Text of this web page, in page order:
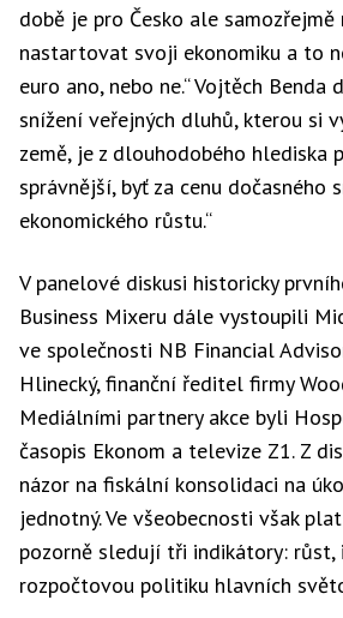
době je pro Česko ale
nastartovat svoji ekonomiku a to
euro ano, nebo ne.“ Vojtěch Benda
snížení veřejných dluhů, kterou si
země, je z dlouhodobého hlediska
správnější, byť za cenu dočasného
ekonomického růstu.“
V panelové diskusi historicky
Business Mixeru dále vystoupili
ve společnosti NB Financial
Hlinecký, finanční ředitel firmy
Mediálními partnery akce byli
časopis Ekonom a televize Z1. Z
názor na fiskální konsolidaci na
jednotný. Ve všeobecnosti však
pozorně sledují tři indikátory: růst,
rozpočtovou politiku hlavních